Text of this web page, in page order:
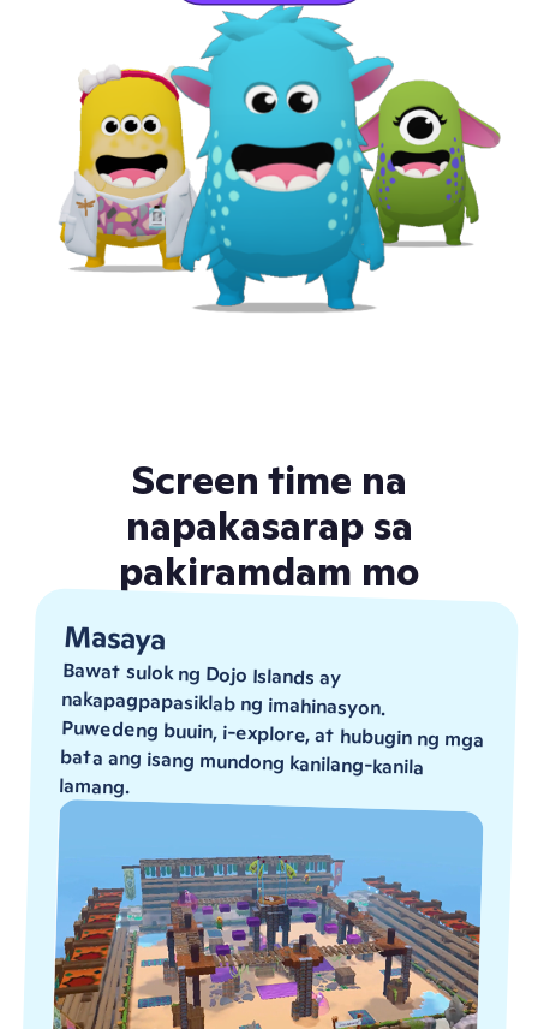
Screen time na
napakasarap sa
pakiramdam mo
Masaya
Bawat sulok ng Dojo Islands ay
nakapagpapasiklab ng imahinasyon.
Puwedeng buuin, i-explore, at hubugin ng mga
bata ang isang mundong kanilang-kanila
lamang.